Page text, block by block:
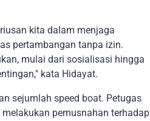
kita dalam menjaga
pertambangan tanpa izin.
mulai dari sosialisasi hingga
kata Hidayat.
sejumlah speed boat. Petugas
pemusnahan terhadap